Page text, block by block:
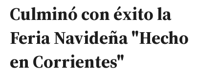
Culminó con éxito la
Feria Navideña "Hecho
en Corrientes"